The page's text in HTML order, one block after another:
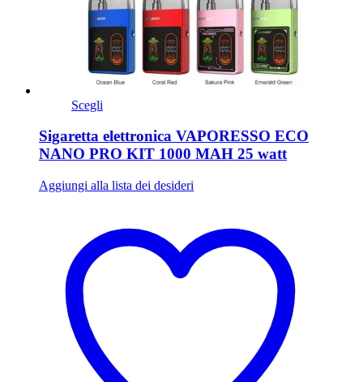
Scegli
Sigaretta elettronica VAPORESSO ECO
NANO PRO KIT 1000 MAH 25 watt
Aggiungi alla lista dei desideri